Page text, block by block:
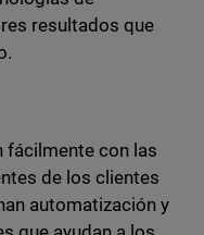
resultados que
fácilmente con las
de los clientes
automatización y